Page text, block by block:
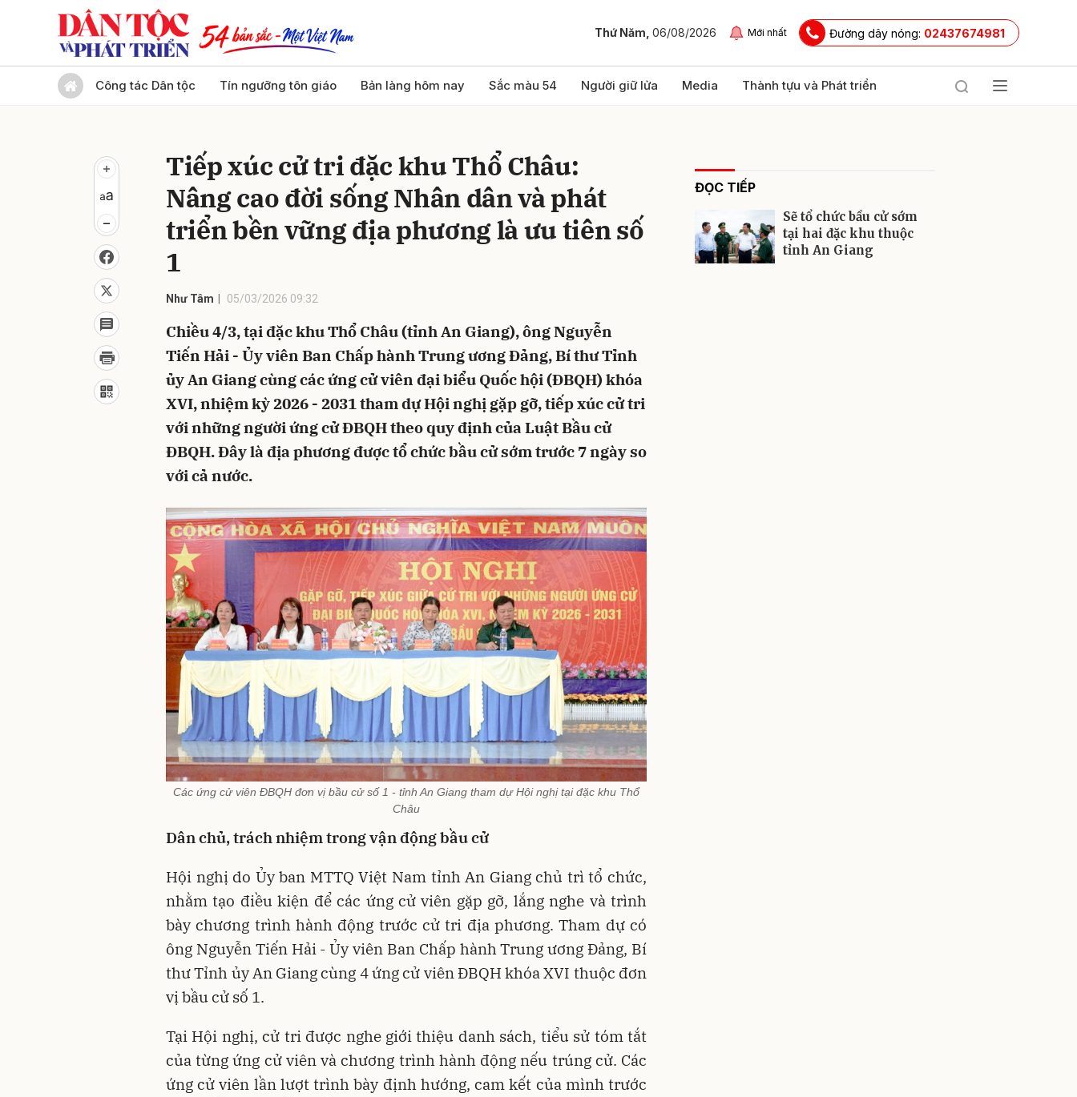
Thứ Năm, 06/08/2026 Mới nhất Đường dây nóng: 02437674981
Công tác Dân tộc Tín ngưỡng tôn giáo Bản làng hôm nay Sắc màu 54 Người giữ lửa Media Thành tựu và Phát triển
Tiếp xúc cử tri đặc khu Thổ Châu:
Nâng cao đời sống Nhân dân và phát
triển bền vững địa phương là ưu tiên số
1
Như Tâm 05/03/2026 09:32
Chiều 4/3, tại đặc khu Thổ Châu (tỉnh An Giang), ông Nguyễn
Tiến Hải - Ủy viên Ban Chấp hành Trung ương Đảng, Bí thư Tỉnh
ủy An Giang cùng các ứng cử viên đại biểu Quốc hội (ĐBQH) khóa
XVI, nhiệm kỳ 2026 - 2031 tham dự Hội nghị gặp gỡ, tiếp xúc cử tri
với những người ứng cử ĐBQH theo quy định của Luật Bầu cử
ĐBQH. Đây là địa phương được tổ chức bầu cử sớm trước 7 ngày so
với cả nước.
Các ứng cử viên ĐBQH đơn vị bầu cử số 1 - tỉnh An Giang tham dự Hội nghị tại đặc khu Thổ
Châu
Dân chủ, trách nhiệm trong vận động bầu cử
Hội nghị do Ủy ban MTTQ Việt Nam tỉnh An Giang chủ trì tổ chức,
nhằm tạo điều kiện để các ứng cử viên gặp gỡ, lắng nghe và trình
bày chương trình hành động trước cử tri địa phương. Tham dự có
ông Nguyễn Tiến Hải - Ủy viên Ban Chấp hành Trung ương Đảng, Bí
thư Tỉnh ủy An Giang cùng 4 ứng cử viên ĐBQH khóa XVI thuộc đơn
vị bầu cử số 1.
Tại Hội nghị, cử tri được nghe giới thiệu danh sách, tiểu sử tóm tắt
của từng ứng cử viên và chương trình hành động nếu trúng cử. Các
ứng cử viên lần lượt trình bày định hướng, cam kết của mình trước
ĐỌC TIẾP
Sẽ tổ chức bầu cử sớm
tại hai đặc khu thuộc
tỉnh An Giang
Gửi bình luận
Gửi